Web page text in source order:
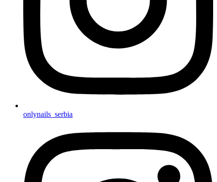
onlynails_serbia